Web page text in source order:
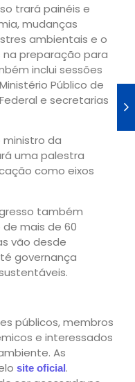
trará painéis e
mudanças
ambientais e o
preparação para
inclui sessões
Público de
e secretarias
ministro da
uma palestra
como eixos
também
mais de 60
vão desde
governança
públicos, membros
e interessados
As
site oficial.